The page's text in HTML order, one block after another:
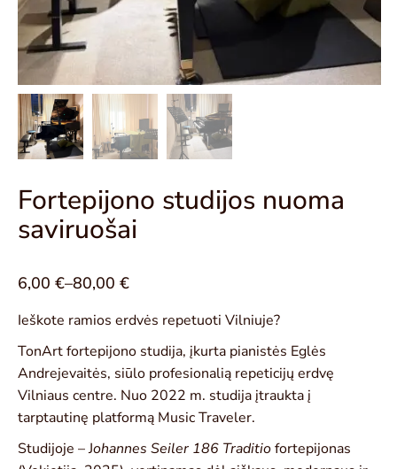
Fortepijono studijos nuoma
saviruošai
6,00 €–80,00 €
Ieškote ramios erdvės repetuoti Vilniuje?
TonArt fortepijono studija, įkurta pianistės Eglės
Andrejevaitės, siūlo profesionalią repeticijų erdvę
Vilniaus centre. Nuo 2022 m. studija įtraukta į
tarptautinę platformą Music Traveler.
Studijoje – Johannes Seiler 186 Traditiofortepijonas